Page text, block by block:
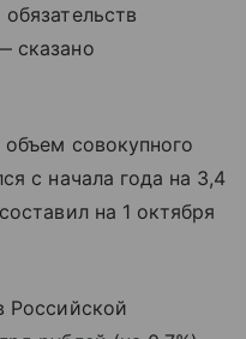
сказано
совокупного
с начала года на 3,4
на 1 октября
Российской